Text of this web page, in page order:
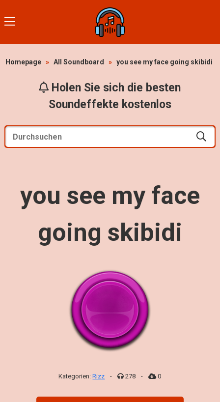
Homepage » All Soundboard » you see my face going skibidi
Holen Sie sich die besten
Soundeffekte kostenlos
you see my face
going skibidi
Kategorien:Rizz - 278 - 0